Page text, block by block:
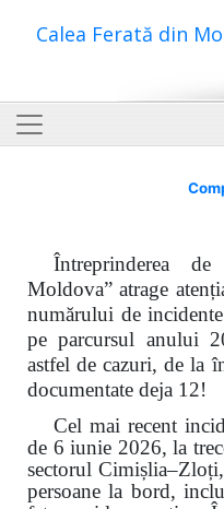
Calea Ferată din
Întreprinderea
Moldova” atrage
numărului de
pe parcursul anului
astfel de cazuri, de la
documentate deja 12!
Cel mai recent
de 6 iunie 2026, la
sectorul
persoane la bord,